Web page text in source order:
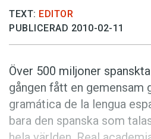
Krönikor
Språkfrågor
Bokrecensioner
Kviss
Podden
TEXT: EDITOR
PUBLICERAD 2010-02-11
Över 500 miljoner
gången fått en gemensam
gramática de la lengua
bara den spanska som